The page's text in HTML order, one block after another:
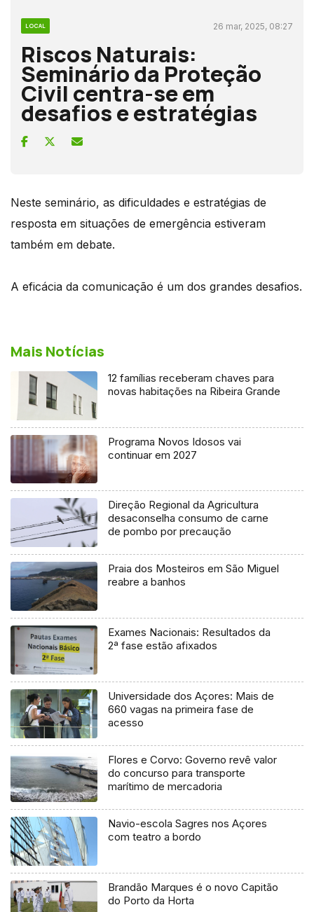
LOCAL 26 mar, 2025, 08:27
Riscos Naturais:
Seminário da Proteção
Civil centra-se em
desafios e estratégias
Neste seminário, as dificuldades e estratégias de
resposta em situações de emergência estiveram
também em debate.
A eficácia da comunicação é um dos grandes desafios.
Mais Notícias
12 famílias receberam chaves para
novas habitações na Ribeira Grande
Programa Novos Idosos vai
continuar em 2027
Direção Regional da Agricultura
desaconselha consumo de carne
de pombo por precaução
Praia dos Mosteiros em São Miguel
reabre a banhos
Exames Nacionais: Resultados da
2ª fase estão afixados
Universidade dos Açores: Mais de
660 vagas na primeira fase de
acesso
Flores e Corvo: Governo revê valor
do concurso para transporte
marítimo de mercadoria
Navio-escola Sagres nos Açores
com teatro a bordo
Brandão Marques é o novo Capitão
do Porto da Horta